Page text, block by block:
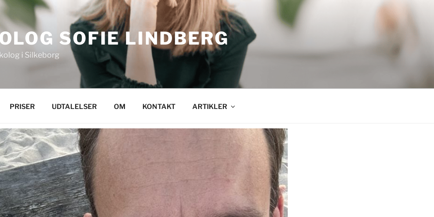
SOFIE LINDBERG
i Silkeborg
PRISER UDTALELSER OM KONTAKT ARTIKLER